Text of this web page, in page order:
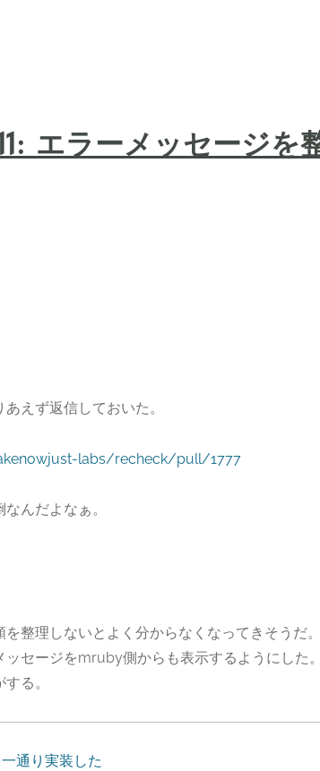
: エラーメッセージを
えず返信しておいた。
labs/recheck/pull/1777
んだよなぁ。
を整理しないとよく分からなくなってきそうだ
ッセージをmruby側からも表示するようにした
る。
通り実装した